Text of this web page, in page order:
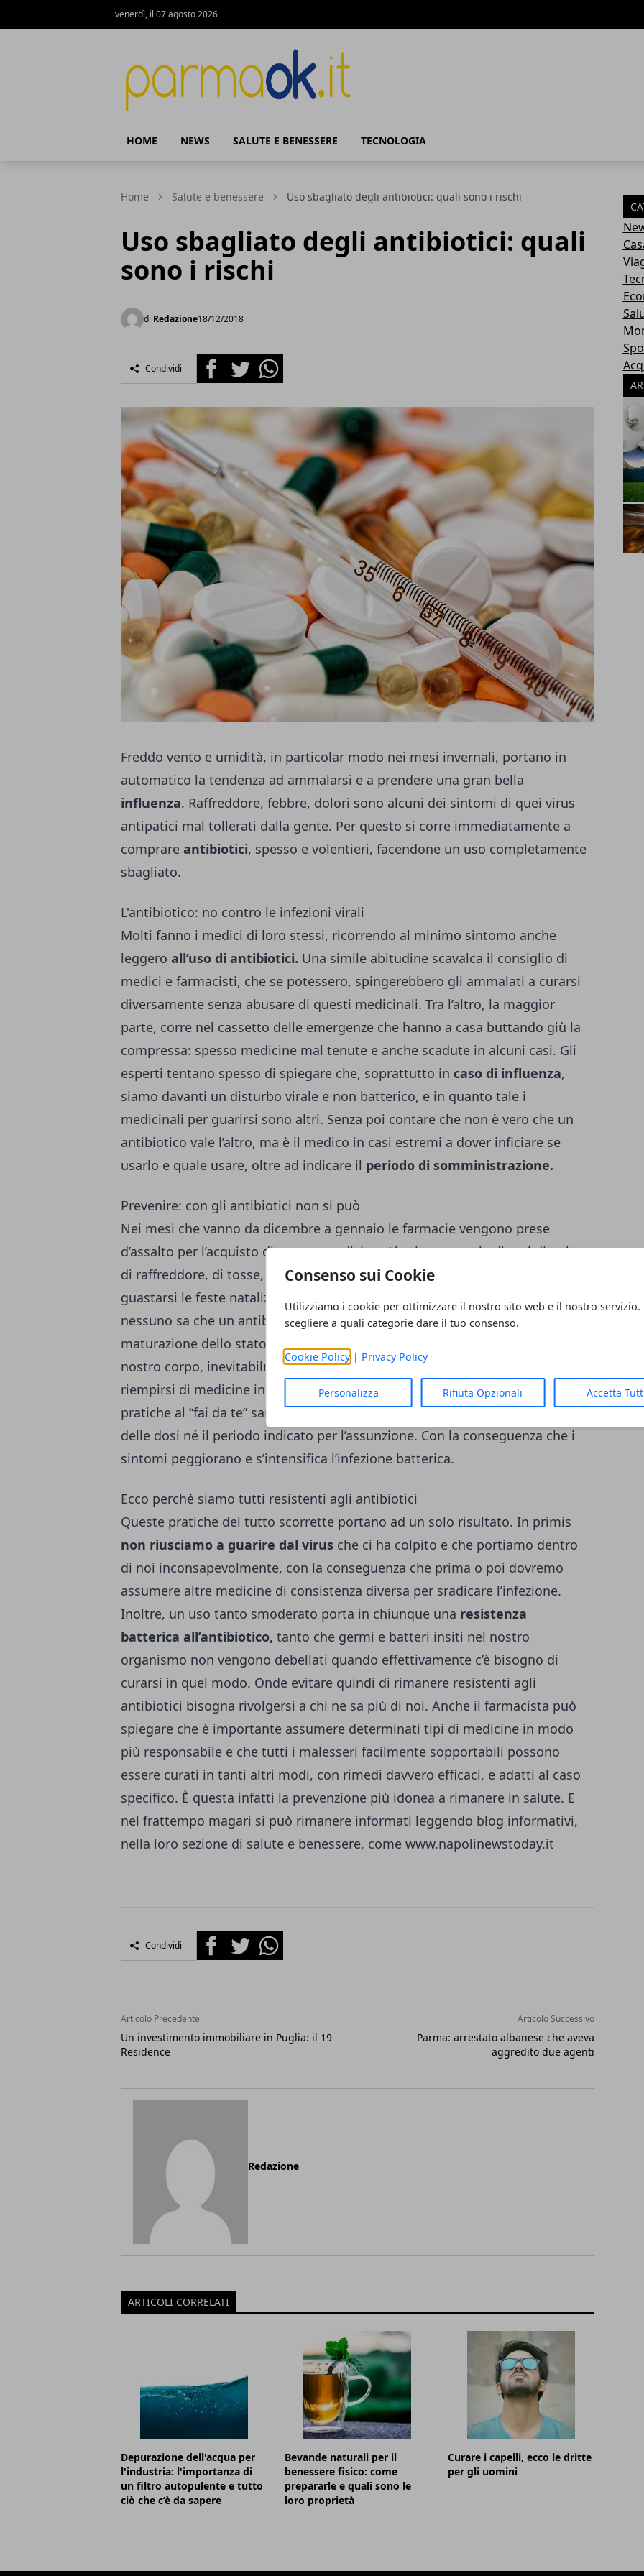
Consenso sui Cookie
Utilizziamo i cookie per ottimizzare il nostro sito web e il nostro servizio.
scegliere a quali categorie dare il tuo consenso.
Cookie Policy| Privacy Policy
Personalizza Rifiuta Opzionali Accetta
venerdì, il 07 agosto 2026
HOME NEWS SALUTE E BENESSERE TECNOLOGIA
Home Salute e benessere Uso sbagliato degli antibiotici: quali sono i rischi
Uso sbagliato degli antibiotici: quali
sono i rischi
di Redazione18/12/2018
Condividi FacebookTwitterWhatsapp
Freddo vento e umidità, in particolar modo nei mesi invernali, portano in
automatico la tendenza ad ammalarsi e a prendere una gran bella
influenza. Raffreddore, febbre, dolori sono alcuni dei sintomi di quei virus
antipatici mal tollerati dalla gente. Per questo si corre immediatamente a
comprare antibiotici, spesso e volentieri, facendone un uso completamente
sbagliato.
L'antibiotico: no contro le infezioni virali
Molti fanno i medici di loro stessi, ricorrendo al minimo sintomo anche
leggero all’uso di antibiotici. Una simile abitudine scavalca il consiglio di
medici e farmacisti, che se potessero, spingerebbero gli ammalati a curarsi
diversamente senza abusare di questi medicinali. Tra l’altro, la maggior
parte, corre nel cassetto delle emergenze che hanno a casa buttando giù la
compressa: spesso medicine mal tenute e anche scadute in alcuni casi. Gli
esperti tentano spesso di spiegare che, soprattutto in caso di influenza,
siamo davanti un disturbo virale e non batterico, e in quanto tale i
medicinali per guarirsi sono altri. Senza poi contare che non è vero che un
antibiotico vale l’altro, ma è il medico in casi estremi a dover inficiare se
usarlo e quale usare, oltre ad indicare il periodo di somministrazione.
Prevenire: con gli antibiotici non si può
Nei mesi che vanno da dicembre a gennaio le farmacie vengono prese
d’assalto per l’acquisto di queste medicine. Al primo segnale di mal di gola,
di raffreddore, di tosse, le persone ricorrono ai medicinali per evitare di
guastarsi le feste natalizie, o magari per non assentarsi a lavoro. Tuttavia
nessuno sa che un antibiotico non può prevenire, e non soffoca la
maturazione dello stato influenzale. Se il virus sta covando all’interno del
nostro corpo, inevitabilmente prima o poi scoppierà, quindi non ha senso
riempirsi di medicine inopportune per il caso specifico. Il risultato di queste
pratiche al “fai da te” sarà unuso smoderatoche non osserva né il rispetto
delle dosi né il periodo indicato per l’assunzione. Con la conseguenza che i
sintomi peggiorano e s’intensifica l’infezione batterica.
Ecco perché siamo tutti resistenti agli antibiotici
Queste pratiche del tutto scorrette portano ad un solo risultato. In primis
non riusciamo a guarire dal virus che ci ha colpito e che portiamo dentro
di noi inconsapevolmente, con la conseguenza che prima o poi dovremo
assumere altre medicine di consistenza diversa per sradicare l’infezione.
Inoltre, un uso tanto smoderato porta in chiunque una resistenza
batterica all’antibiotico, tanto che germi e batteri insiti nel nostro
organismo non vengono debellati quando effettivamente c’è bisogno di
curarsi in quel modo. Onde evitare quindi di rimanere resistenti agli
antibiotici bisogna rivolgersi a chi ne sa più di noi. Anche il farmacista può
spiegare che è importante assumere determinati tipi di medicine in modo
più responsabile e che tutti i malesseri facilmente sopportabili possono
essere curati in tanti altri modi, con rimedi davvero efficaci, e adatti al caso
specifico. È questa infatti la prevenzione più idonea a rimanere in salute. E
nel frattempo magari si può rimanere informati leggendo blog informativi,
nella loro sezione di salute e benessere, come www.napolinewstoday.it
Condividi FacebookTwitterWhatsapp
Articolo Precedente
Un investimento immobiliare in Puglia: il 19
Residence
Articolo Successivo
Parma: arrestato albanese che aveva
aggredito due agenti
Redazione
ARTICOLI CORRELATI
Depurazione dell'acqua per
l'industria: l'importanza di
un filtro autopulente e tutto
ciò che c’è da sapere
Bevande naturali per il
benessere fisico: come
prepararle e quali sono le
loro proprietà
Curare i capelli, ecco le dritte
per gli uomini